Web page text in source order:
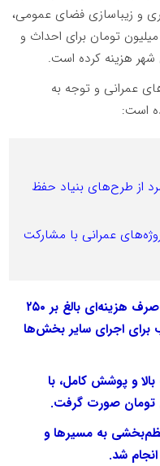
و زیباسازی فضای عمومی،
شهرداری لامِرد بیش از ۳ میلیارد و ۳۱۰ میلیون تومان برای احداث و
شهر هزینه کرده است.
عمرانی و توجه به
است:
از طرح‌های بنیاد حفظ
عمرانی با مشارکت
- زیرسازی و خرید مصالح ساختمانی با صرف هزینه‌ای بالغ بر ۲۵۰
برای اجرای سایر بخش‌ها
و پوشش کامل، با
به مسیرها و